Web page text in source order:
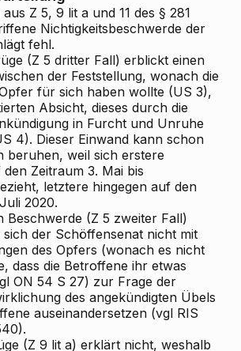
aus Z 5, 9 lit a und 11 des § 281
Nichtigkeitsbeschwerde der
fehl.
(Z 5 dritter Fall) erblickt einen
der Feststellung, wonach die
für sich haben wollte (US 3),
Absicht, dieses durch die
in Furcht und Unruhe
4). Dieser Einwand kann schon
beruhen, weil sich erstere
Zeitraum 3. Mai bis
letztere hingegen auf den
2020.
Beschwerde (Z 5 zweiter Fall)
sich der Schöffensenat nicht mit
des Opfers (wonach es nicht
dass die Betroffene ihr etwas
ON 54 S 27) zur Frage der
des angekündigten Übels
auseinandersetzen (vgl RIS
(Z 9 lit a) erklärt nicht, weshalb